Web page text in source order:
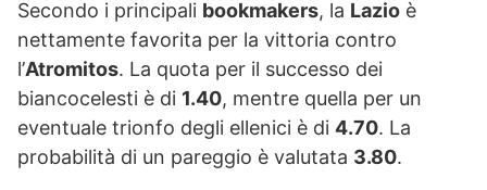
Secondo i principali bookmakers, la Lazio è
nettamente favorita per la vittoria contro
l’Atromitos. La quota per il successo dei
biancocelesti è di 1.40, mentre quella per un
eventuale trionfo degli ellenici è di 4.70. La
probabilità di un pareggio è valutata 3.80.